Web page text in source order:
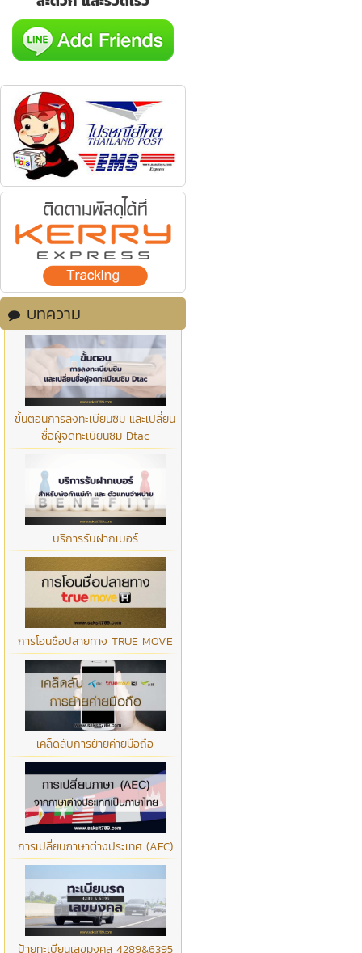
บทความ
ขั้นตอนการลงทะเบียนซิม และเปลี่ยน
ชื่อผู้จดทะเบียนซิม Dtac
บริการรับฝากเบอร์
การโอนชื่อปลายทาง TRUE MOVE
เคล็ดลับการย้ายค่ายมือถือ
การเปลี่ยนภาษาต่างประเทศ (AEC)
ป้ายทะเบียนเลขมงคล 4289&6395